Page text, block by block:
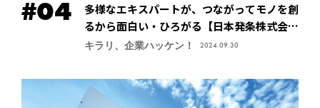
多様なエキスパートが、つながってモノを創
るから面白い・ひろがる【日本発条株式会社
（ニッパツ）】
キラリ、企業ハッケン！ 2024.09.30